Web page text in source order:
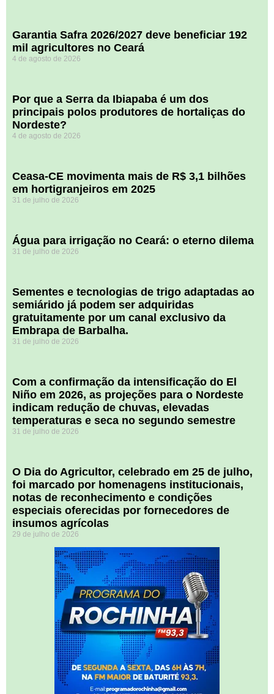
Garantia Safra 2026/2027 deve beneficiar 192
mil agricultores no Ceará
4 de agosto de 2026
Por que a Serra da Ibiapaba é um dos
principais polos produtores de hortaliças do
Nordeste?
4 de agosto de 2026
Ceasa-CE movimenta mais de R$ 3,1 bilhões
em hortigranjeiros em 2025
31 de julho de 2026
Água para irrigação no Ceará: o eterno dilema
31 de julho de 2026
Sementes e tecnologias de trigo adaptadas ao
semiárido já podem ser adquiridas
gratuitamente por um canal exclusivo da
Embrapa de Barbalha.
31 de julho de 2026
Com a confirmação da intensificação do El
Niño em 2026, as projeções para o Nordeste
indicam redução de chuvas, elevadas
temperaturas e seca no segundo semestre
31 de julho de 2026
O Dia do Agricultor, celebrado em 25 de julho,
foi marcado por homenagens institucionais,
notas de reconhecimento e condições
especiais oferecidas por fornecedores de
insumos agrícolas
29 de julho de 2026